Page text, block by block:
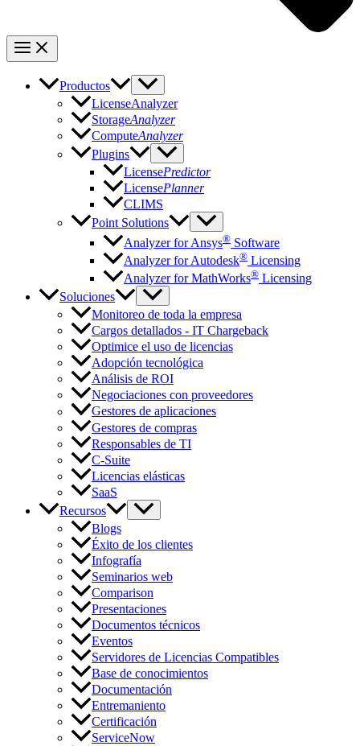
Productos
LicenseAnalyzer
StorageAnalyzer
ComputeAnalyzer
Plugins
LicensePredictor
LicensePlanner
CLIMS
Point Solutions
Analyzer for Ansys® Software
Analyzer for Autodesk® Licensing
Analyzer for MathWorks® Licensing
Soluciones
Monitoreo de toda la empresa
Cargos detallados - IT Chargeback
Optimice el uso de licencias
Adopción tecnológica
Análisis de ROI
Negociaciones con proveedores
Gestores de aplicaciones
Gestores de compras
Responsables de TI
C-Suite
Licencias elásticas
SaaS
Recursos
Blogs
Éxito de los clientes
Infografía
Seminarios web
Comparison
Presentaciones
Documentos técnicos
Eventos
Servidores de Licencias Compatibles
Base de conocimientos
Documentación
Entremaniento
Certificación
ServiceNow